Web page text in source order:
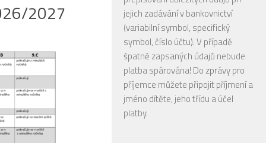
2027
jejich zadávání v bankovnictví
(variabilní symbol, specifický
symbol, číslo účtu). V případě
špatně zapsaných údajů nebude
platba spárována! Do zprávy pro
příjemce můžete připojit příjmení a
jméno dítěte, jeho třídu a účel
platby.